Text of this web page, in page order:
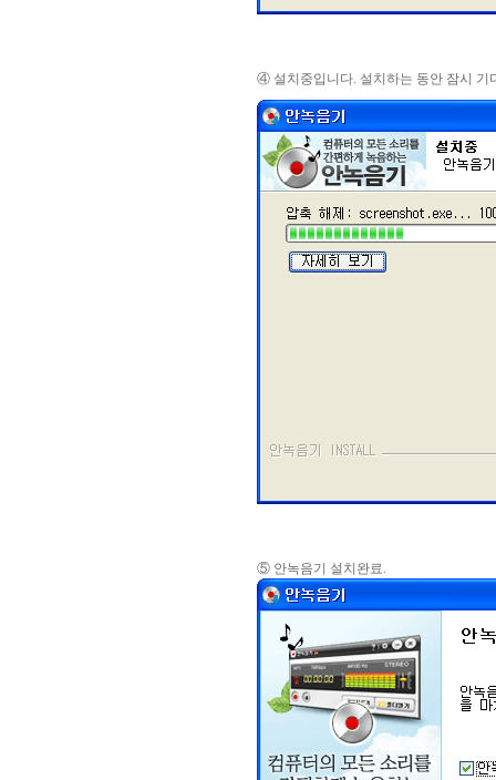
④ 설치중입니다. 설치하는 동안 잠시 기
⑤ 안녹음기 설치완료.